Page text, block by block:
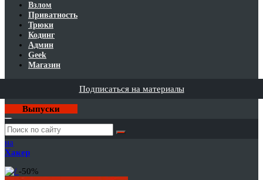
Взлом
Приватность
Трюки
Кодинг
Админ
Geek
Магазин
Подписаться на материалы
Выпуски
Годовая
подписка
на
Хакер
-50%